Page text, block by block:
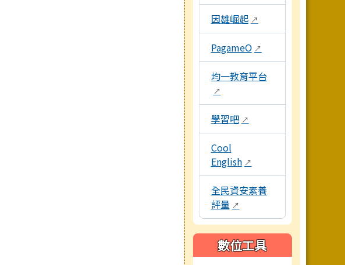
因雄崛起 ↗
PagameO ↗
均一教育平台
↗
學習吧 ↗
Cool
English ↗
全民資安素養
評量 ↗
數位工具